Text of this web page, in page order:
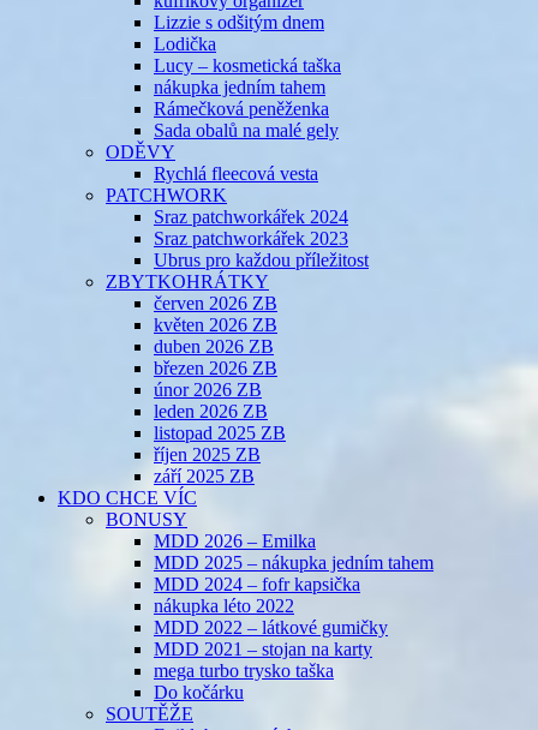
Lizzie s odšitým dnem
Lodička
Lucy – kosmetická taška
nákupka jedním tahem
Rámečková peněženka
Sada obalů na malé gely
ODĚVY
Rychlá fleecová vesta
PATCHWORK
Sraz patchworkářek 2024
Sraz patchworkářek 2023
Ubrus pro každou příležitost
ZBYTKOHRÁTKY
červen 2026 ZB
květen 2026 ZB
duben 2026 ZB
březen 2026 ZB
únor 2026 ZB
leden 2026 ZB
listopad 2025 ZB
říjen 2025 ZB
září 2025 ZB
KDO CHCE VÍC
BONUSY
MDD 2026 – Emilka
MDD 2025 – nákupka jedním tahem
MDD 2024 – fofr kapsička
nákupka léto 2022
MDD 2022 – látkové gumičky
MDD 2021 – stojan na karty
mega turbo trysko taška
Do kočárku
SOUTĚŽE